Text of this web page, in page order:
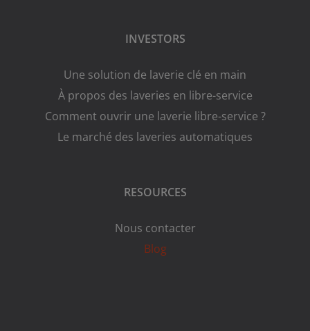
INVESTORS
Une solution de laverie clé en main
À propos des laveries en libre-service
Comment ouvrir une laverie libre-service ?
Le marché des laveries automatiques
RESOURCES
Nous contacter
Blog